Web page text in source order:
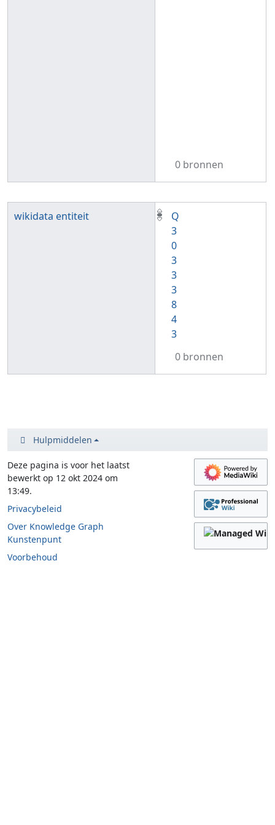
0 bronnen
wikidata entiteit
Q
3
0
3
3
3
8
4
3
0 bronnen
Hulpmiddelen
Deze pagina is voor het laatst
bewerkt op 12 okt 2024 om
13:49.
Privacybeleid
Over Knowledge Graph
Kunstenpunt
Voorbehoud